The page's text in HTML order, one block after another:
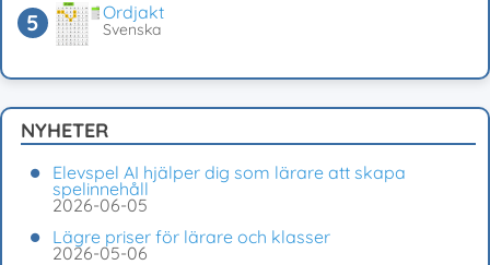
Ordjakt
Svenska
NYHETER
Elevspel AI hjälper dig som lärare att skapa
spelinnehåll
2026-06-05
Lägre priser för lärare och klasser
2026-05-06